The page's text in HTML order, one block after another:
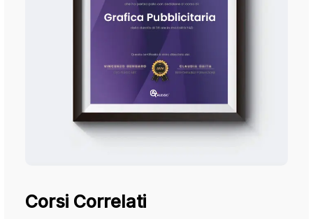
Corsi Correlati